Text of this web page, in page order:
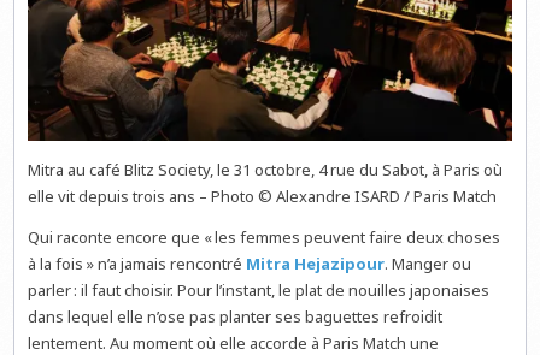
Mitra au café Blitz Society, le 31 octobre, 4 rue du Sabot, à Paris où
elle vit depuis trois ans – Photo © Alexandre ISARD / Paris Match
Qui raconte encore que « les femmes peuvent faire deux choses
à la fois » n’a jamais rencontré Mitra Hejazipour. Manger ou
parler : il faut choisir. Pour l’instant, le plat de nouilles japonaises
dans lequel elle n’ose pas planter ses baguettes refroidit
lentement. Au moment où elle accorde à Paris Match une